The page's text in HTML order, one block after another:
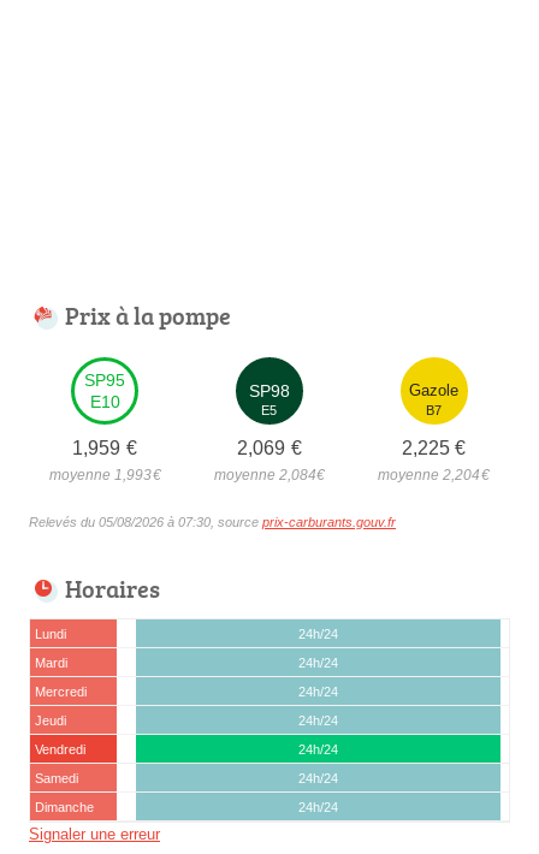
Prix à la pompe
SP95
E10
1,959 €
moyenne 1,993€
SP98
E5
2,069 €
moyenne 2,084€
Gazole
B7
2,225 €
moyenne 2,204€
Relevés du 05/08/2026 à 07:30, source prix-carburants.gouv.fr
Horaires
Lundi
24h/24
Mardi
24h/24
Mercredi
24h/24
Jeudi
24h/24
Vendredi
24h/24
Samedi
24h/24
Dimanche
24h/24
Signaler une erreur